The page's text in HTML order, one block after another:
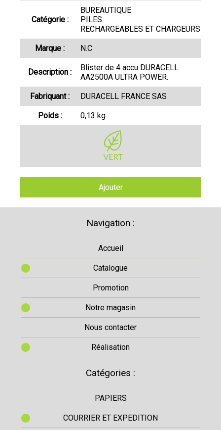
Catégorie :
BUREAUTIQUE
PILES
RECHARGEABLES ET CHARGEURS
Marque : N.C
Description :
Blister de 4 accu DURACELL
AA2500A ULTRA POWER.
Fabriquant : DURACELL FRANCE SAS
Poids : 0,13 kg
Ajouter
Navigation :
Accueil
Catalogue
Promotion
Notre magasin
Nous contacter
Réalisation
Catégories :
PAPIERS
COURRIER ET EXPEDITION